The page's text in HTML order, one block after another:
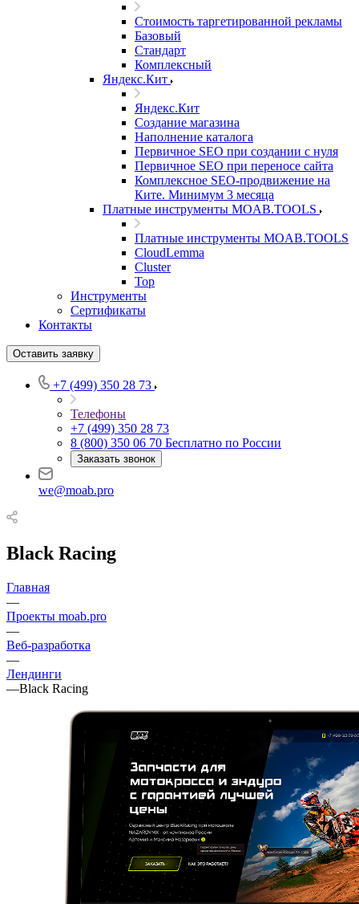
Стоимость таргетированной рекламы
Базовый
Стандарт
Комплексный
Яндекс.Кит
Яндекс.Кит
Создание магазина
Наполнение каталога
Первичное SEO при создании с нуля
Первичное SEO при переносе сайта
Комплексное SEO-продвижение на
Ките. Минимум 3 месяца
Платные инструменты MOAB.TOOLS
Платные инструменты MOAB.TOOLS
CloudLemma
Cluster
Top
Инструменты
Сертификаты
Контакты
Оставить заявку
+7 (499) 350 28 73
Телефоны
+7 (499) 350 28 73
8 (800) 350 06 70 Бесплатно по России
Заказать звонок
we@moab.pro
Black Racing
Главная
—
Проекты moab.pro
—
Веб-разработка
—
Лендинги
—Black Racing